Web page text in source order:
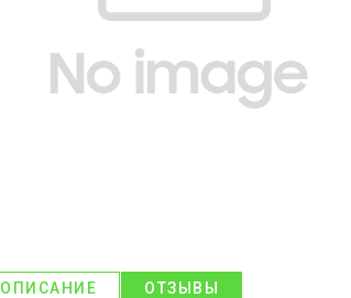
ОПИСАНИЕ ОТЗЫВЫ